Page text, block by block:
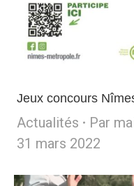
Jeux concours
Actualités Par
31 mars 2022